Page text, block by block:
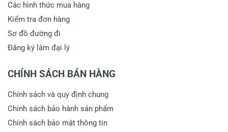
Các hình thức mua hàng
Kiểm tra đơn hàng
Sơ đồ đường đi
Đăng ký làm đại lý
CHÍNH SÁCH BÁN HÀNG
Chính sách và quy định chung
Chính sách bảo hành sản phẩm
Chính sách bảo mật thông tin